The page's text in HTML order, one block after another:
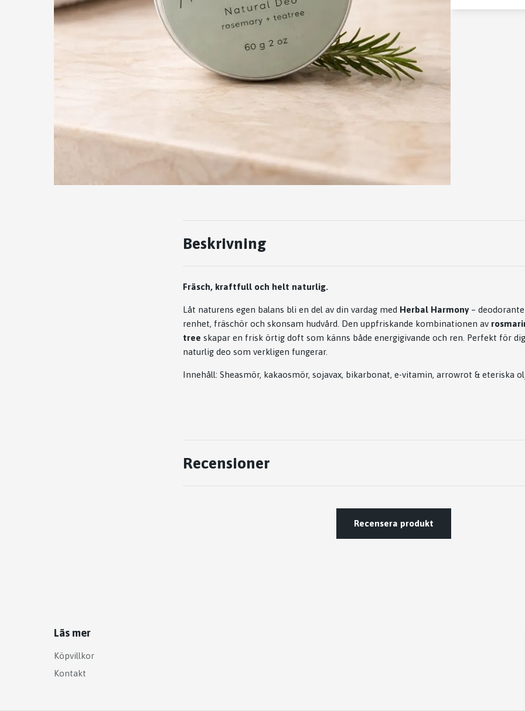
Beskrivning
Fräsch, kraftfull och helt naturlig.
Låt naturens egen balans bli en del av din vardag med Herbal Harmony –
renhet, fräschör och skonsam hudvård. Den uppfriskande kombinationen av
tree skapar en frisk örtig doft som känns både energigivande och ren. Perfekt för
naturlig deo som verkligen fungerar.
Innehåll: Sheasmör, kakaosmör, sojavax, bikarbonat, e-vitamin, arrowrot & eteriska
Recensioner
Recensera produkt
Läs mer
Köpvillkor
Kontakt